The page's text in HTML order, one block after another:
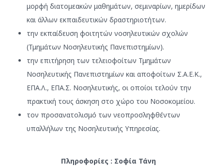
μορφή διατομεακών μαθημάτων, σεμιναρίων, ημερίδων
και άλλων εκπαιδευτικών δραστηριοτήτων.
την εκπαίδευση φοιτητών νοσηλευτικών σχολών
(Τμημάτων Νοσηλευτικής Πανεπιστημίων).
την επιτήρηση των τελειοφοίτων Τμημάτων
Νοσηλευτικής Πανεπιστημίων και αποφοίτων Σ.Α.Ε.Κ.,
ΕΠΑ.Λ., ΕΠΑ.Σ. Νοσηλευτικής, οι οποίοι τελούν την
πρακτική τους άσκηση στο χώρο του Νοσοκομείου.
τον προσανατολισμό των νεοπροσληφθέντων
υπαλλήλων της Νοσηλευτικής Υπηρεσίας.
Πληροφορίες : Σοφία Τάνη